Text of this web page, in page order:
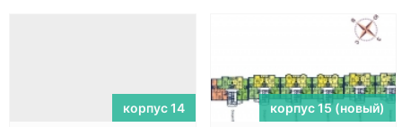
корпус 14 корпус 15 (новый)